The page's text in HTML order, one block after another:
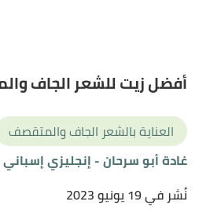
أفضل زيت للشعر الجاف
العناية بالشعر الجاف والمتقصف
غادة أبو سرحان- إنجليزي إسباني
نُشر في 19 يونيو 2023